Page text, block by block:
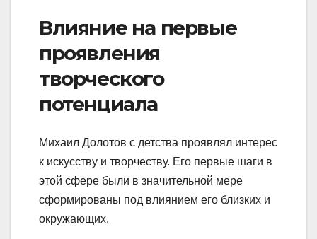
Влияние на первые
проявления
творческого
потенциала
Михаил Долотов с детства проявлял интерес
к искусству и творчеству. Его первые шаги в
этой сфере были в значительной мере
сформированы под влиянием его близких и
окружающих.